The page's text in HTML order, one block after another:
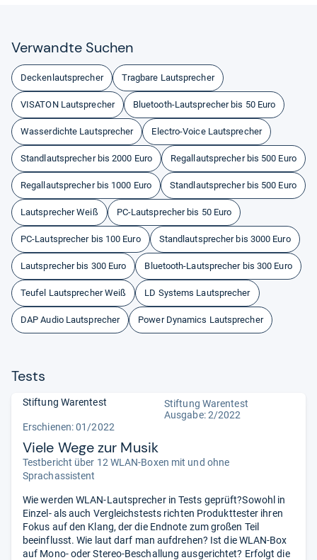
Ver­wandte Suchen
Deckenlautsprecher Tragbare Lautsprecher
VISATON Lautsprecher Bluetooth-Lautsprecher bis 50 Euro
Wasserdichte Lautsprecher Electro-Voice Lautsprecher
Standlautsprecher bis 2000 Euro Regallautsprecher bis 500 Euro
Regallautsprecher bis 1000 Euro Standlautsprecher bis 500 Euro
Lautsprecher Weiß PC-Lautsprecher bis 50 Euro
PC-Lautsprecher bis 100 Euro Standlautsprecher bis 3000 Euro
Lautsprecher bis 300 Euro Bluetooth-Lautsprecher bis 300 Euro
Teufel Lautsprecher Weiß LD Systems Lautsprecher
DAP Audio Lautsprecher Power Dynamics Lautsprecher
Tests
Stiftung Warentest
Stiftung Warentest
Ausgabe: 2/2022
Erschienen: 01/2022
Viele Wege zur Musik
Testbericht über 12 WLAN-Boxen mit und ohne
Sprachassistent
Wie werden WLAN-Lautsprecher in Tests geprüft?Sowohl in
Einzel- als auch Vergleichstests richten Produkttester ihren
Fokus auf den Klang, der die Endnote zum großen Teil
beeinflusst. Wie laut darf man aufdrehen? Ist die WLAN-Box
auf Mono- oder Stereo-Beschallung ausgerichtet? Erfolgt die